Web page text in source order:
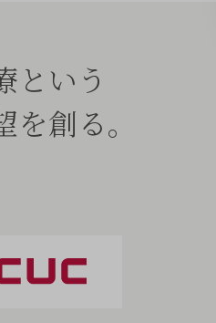
という
を創る。